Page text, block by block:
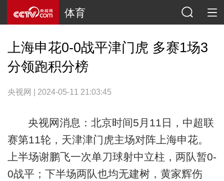
体育
上海申花0-0战平津门虎 多赛1场3
分领跑积分榜
央视网 | 2024-05-11 21:03:45
央视网消息：北京时间5月11日，中超联
赛第11轮，天津津门虎主场对阵上海申花。
上半场谢鹏飞一次单刀球射中立柱，两队暂0-
0战平；下半场两队也均无建树，黄家辉伤